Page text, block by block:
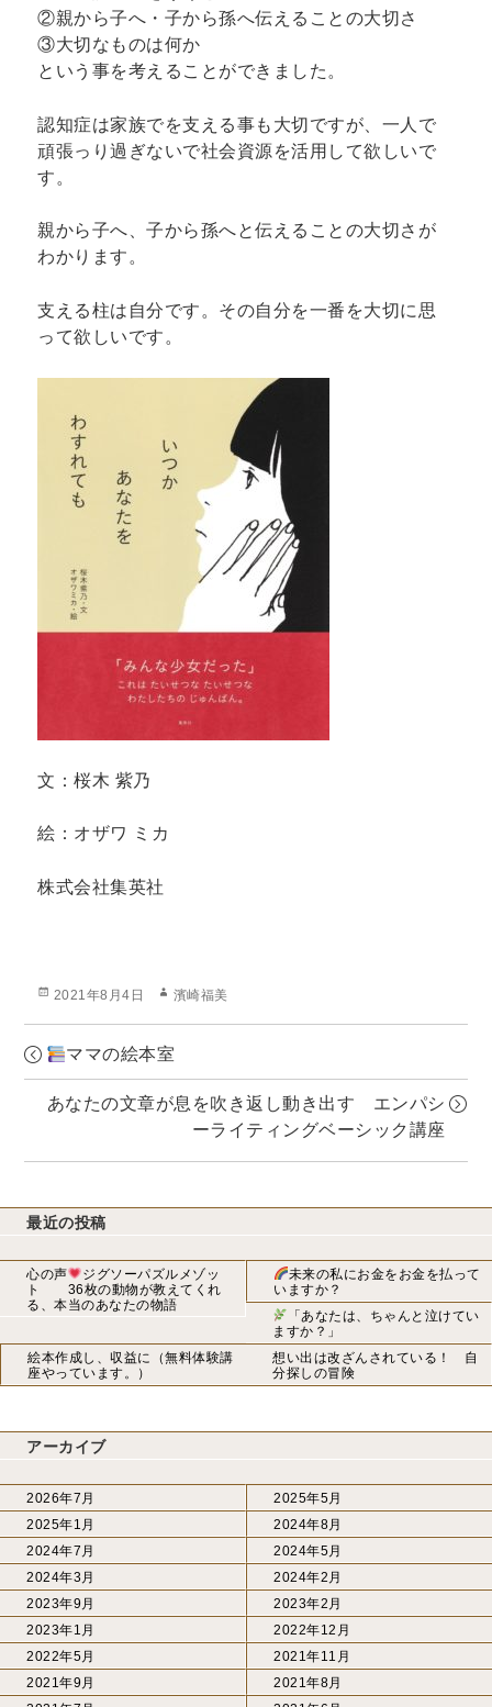
②親から子へ・子から孫へ伝えることの大切さ
③大切なものは何か
という事を考えることができました。
認知症は家族でを支える事も大切ですが、一人で
頑張っり過ぎないで社会資源を活用して欲しいで
す。
親から子へ、子から孫へと伝えることの大切さが
わかります。
支える柱は自分です。その自分を一番を大切に思
って欲しいです。
文：桜木 紫乃
絵：オザワ ミカ
株式会社集英社
投
2021年8月4日
作
濱崎福美
ママの絵本室
あなたの文章が息を吹き返し動き出す エンパシ
ーライティングベーシック講座
最近の投稿
心の声
ジグソーパズルメゾッ
ト 36枚の動物が教えてくれ
る、本当のあなたの物語
未来の私にお金をお金を払って
いますか？
「あなたは、ちゃんと泣けてい
ますか？」
絵本作成し、収益に（無料体験講
座やっています。）
想い出は改ざんされている！ 自
分探しの冒険
アーカイブ
2026年7月
2025年5月
2025年1月
2024年8月
2024年7月
2024年5月
2024年3月
2024年2月
2023年9月
2023年2月
2023年1月
2022年12月
2022年5月
2021年11月
2021年9月
2021年8月